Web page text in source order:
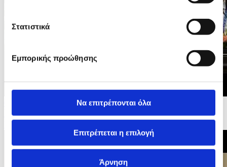
Στατιστικά
Εμπορικής προώθησης
Να επιτρέπονται όλα
Επιτρέπεται η επιλογή
Άρνηση
Υπ. Εσωτερικών - 3ο Ευρωμεσογειακό Εργαστήρι
Υψηλού Επιπέδου για τους Κινδύνους από τις...